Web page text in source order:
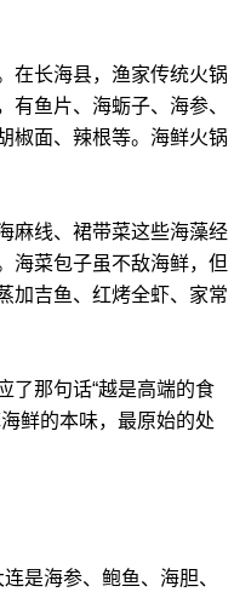
长海县，渔家传统火锅
鱼片、海蛎子、海参、
椒面、辣根等。海鲜火锅
线、裙带菜这些海藻经
海菜包子虽不敌海鲜，但
加吉鱼、红烤全虾、家常
那句话“越是高端的食
鲜的本味，最原始的处
是海参、鲍鱼、海胆、